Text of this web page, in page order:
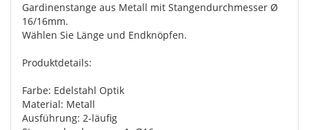
Gardinenstange aus Metall mit Stangendurchmesser Ø
16/16mm.
Wählen Sie Länge und Endknöpfen.
Produktdetails:
Farbe: Edelstahl Optik
Material: Metall
Ausführung: 2-läufig